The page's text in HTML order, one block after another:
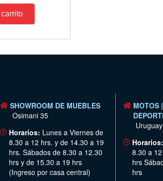
SHOWROOM DE MUEBLES
Osimani 35
Horarios: Lunes a Viernes de
8.30 a 12 hrs. y de 14.30 a 19
hrs. Sábados de 8.30 a 12.30
hrs y de 15.30 a 19 hrs
(Ingreso por casa central)
MOTOS
Horarios:
8.30 a
hrs
hrs